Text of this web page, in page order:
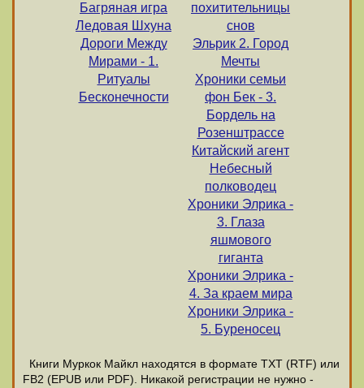
Багряная игра
Ледовая Шхуна
Дороги Между
Мирами - 1.
Ритуалы
Бесконечности
похитительницы
снов
Эльрик 2. Город
Мечты
Хроники семьи
фон Бек - 3.
Бордель на
Розенштрассе
Китайский агент
Небесный
полководец
Хроники Элрика -
3. Глаза
яшмового
гиганта
Хроники Элрика -
4. За краем мира
Хроники Элрика -
5. Буреносец
Книги Муркок Майкл находятся в формате ТХТ (RTF) или
FB2 (EPUB или PDF). Никакой регистрации не нужно -